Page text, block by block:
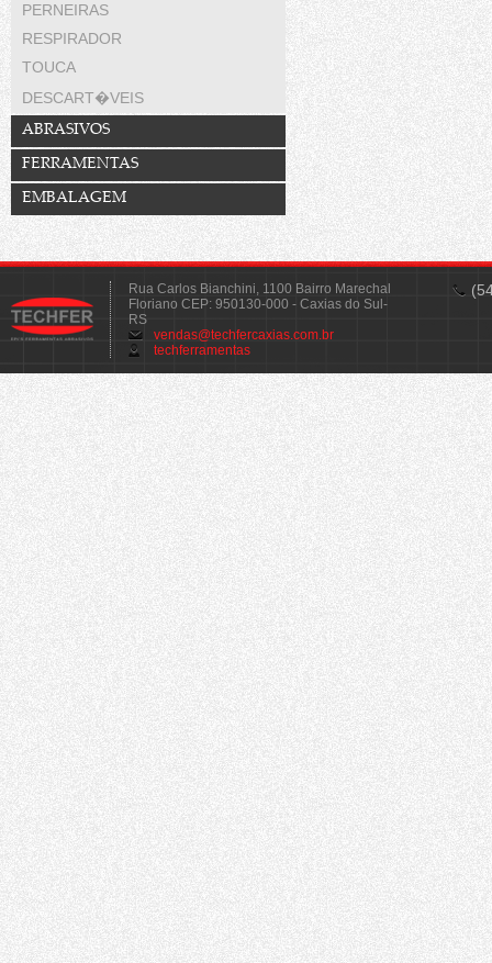
PERNEIRAS
RESPIRADOR
TOUCA
DESCART�VEIS
ABRASIVOS
FERRAMENTAS
EMBALAGEM
Rua Carlos Bianchini, 1100 Bairro Marechal
Floriano CEP: 950130-000 - Caxias do Sul-
RS
vendas@techfercaxias.com.br
techferramentas